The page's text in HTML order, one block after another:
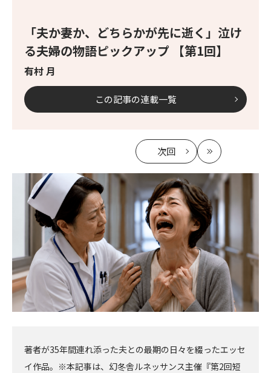
「夫か妻か、どちらかが先に逝く」泣け
る夫婦の物語ピックアップ 【第1回】
有村 月
この記事の連載一覧
次回
記
事
へ
最
新
著者が35年間連れ添った夫との最期の日々を綴ったエッセ
イ作品。※本記事は、幻冬舎ルネッサンス主催『第2回短